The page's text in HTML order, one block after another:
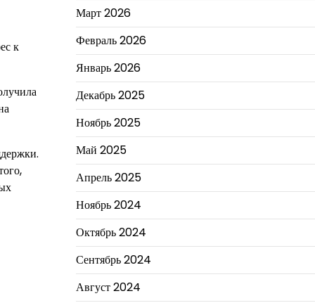
к
Март 2026
Февраль 2026
Январь 2026
Декабрь 2025
Ноябрь 2025
Май 2025
Апрель 2025
Ноябрь 2024
Октябрь 2024
Сентябрь 2024
Август 2024